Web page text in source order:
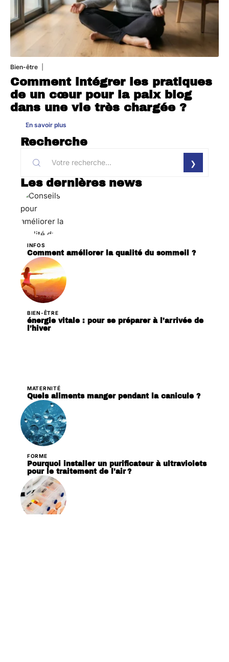
Bien-être
Comment intégrer les pratiques
de un cœur pour la paix blog
dans une vie très chargée ?
En savoir plus
Recherche
Les dernières news
INFOS
Comment améliorer la qualité du sommeil ?
BIEN-ÊTRE
énergie vitale : pour se préparer à l’arrivée de
l’hiver
MATERNITÉ
Quels aliments manger pendant la canicule ?
FORME
Pourquoi installer un purificateur à ultraviolets
pour le traitement de l’air ?